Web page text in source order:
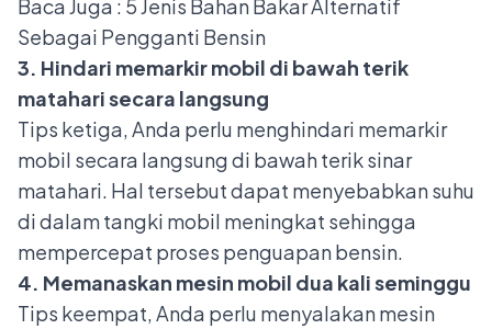
Baca Juga : 5 Jenis Bahan Bakar Alternatif
Sebagai Pengganti Bensin
3. Hindari memarkir mobil di bawah terik
matahari secara langsung
Tips ketiga, Anda perlu menghindari memarkir
mobil secara langsung di bawah terik sinar
matahari. Hal tersebut dapat menyebabkan suhu
di dalam tangki mobil meningkat sehingga
mempercepat proses penguapan bensin.
4. Memanaskan mesin mobil dua kali seminggu
Tips keempat, Anda perlu menyalakan mesin